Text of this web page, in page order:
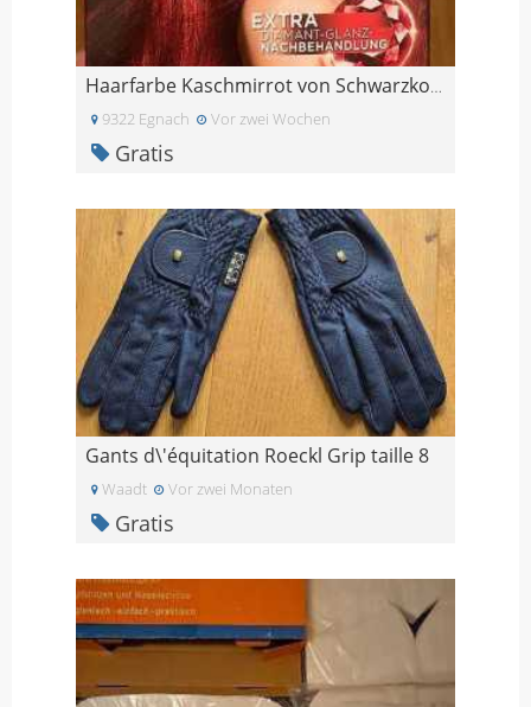
Haarfarbe Kaschmirrot von Schwarzkopf
9322 Egnach Vor zwei Wochen
Gratis
Gants d\'équitation Roeckl Grip taille 8
Waadt Vor zwei Monaten
Gratis